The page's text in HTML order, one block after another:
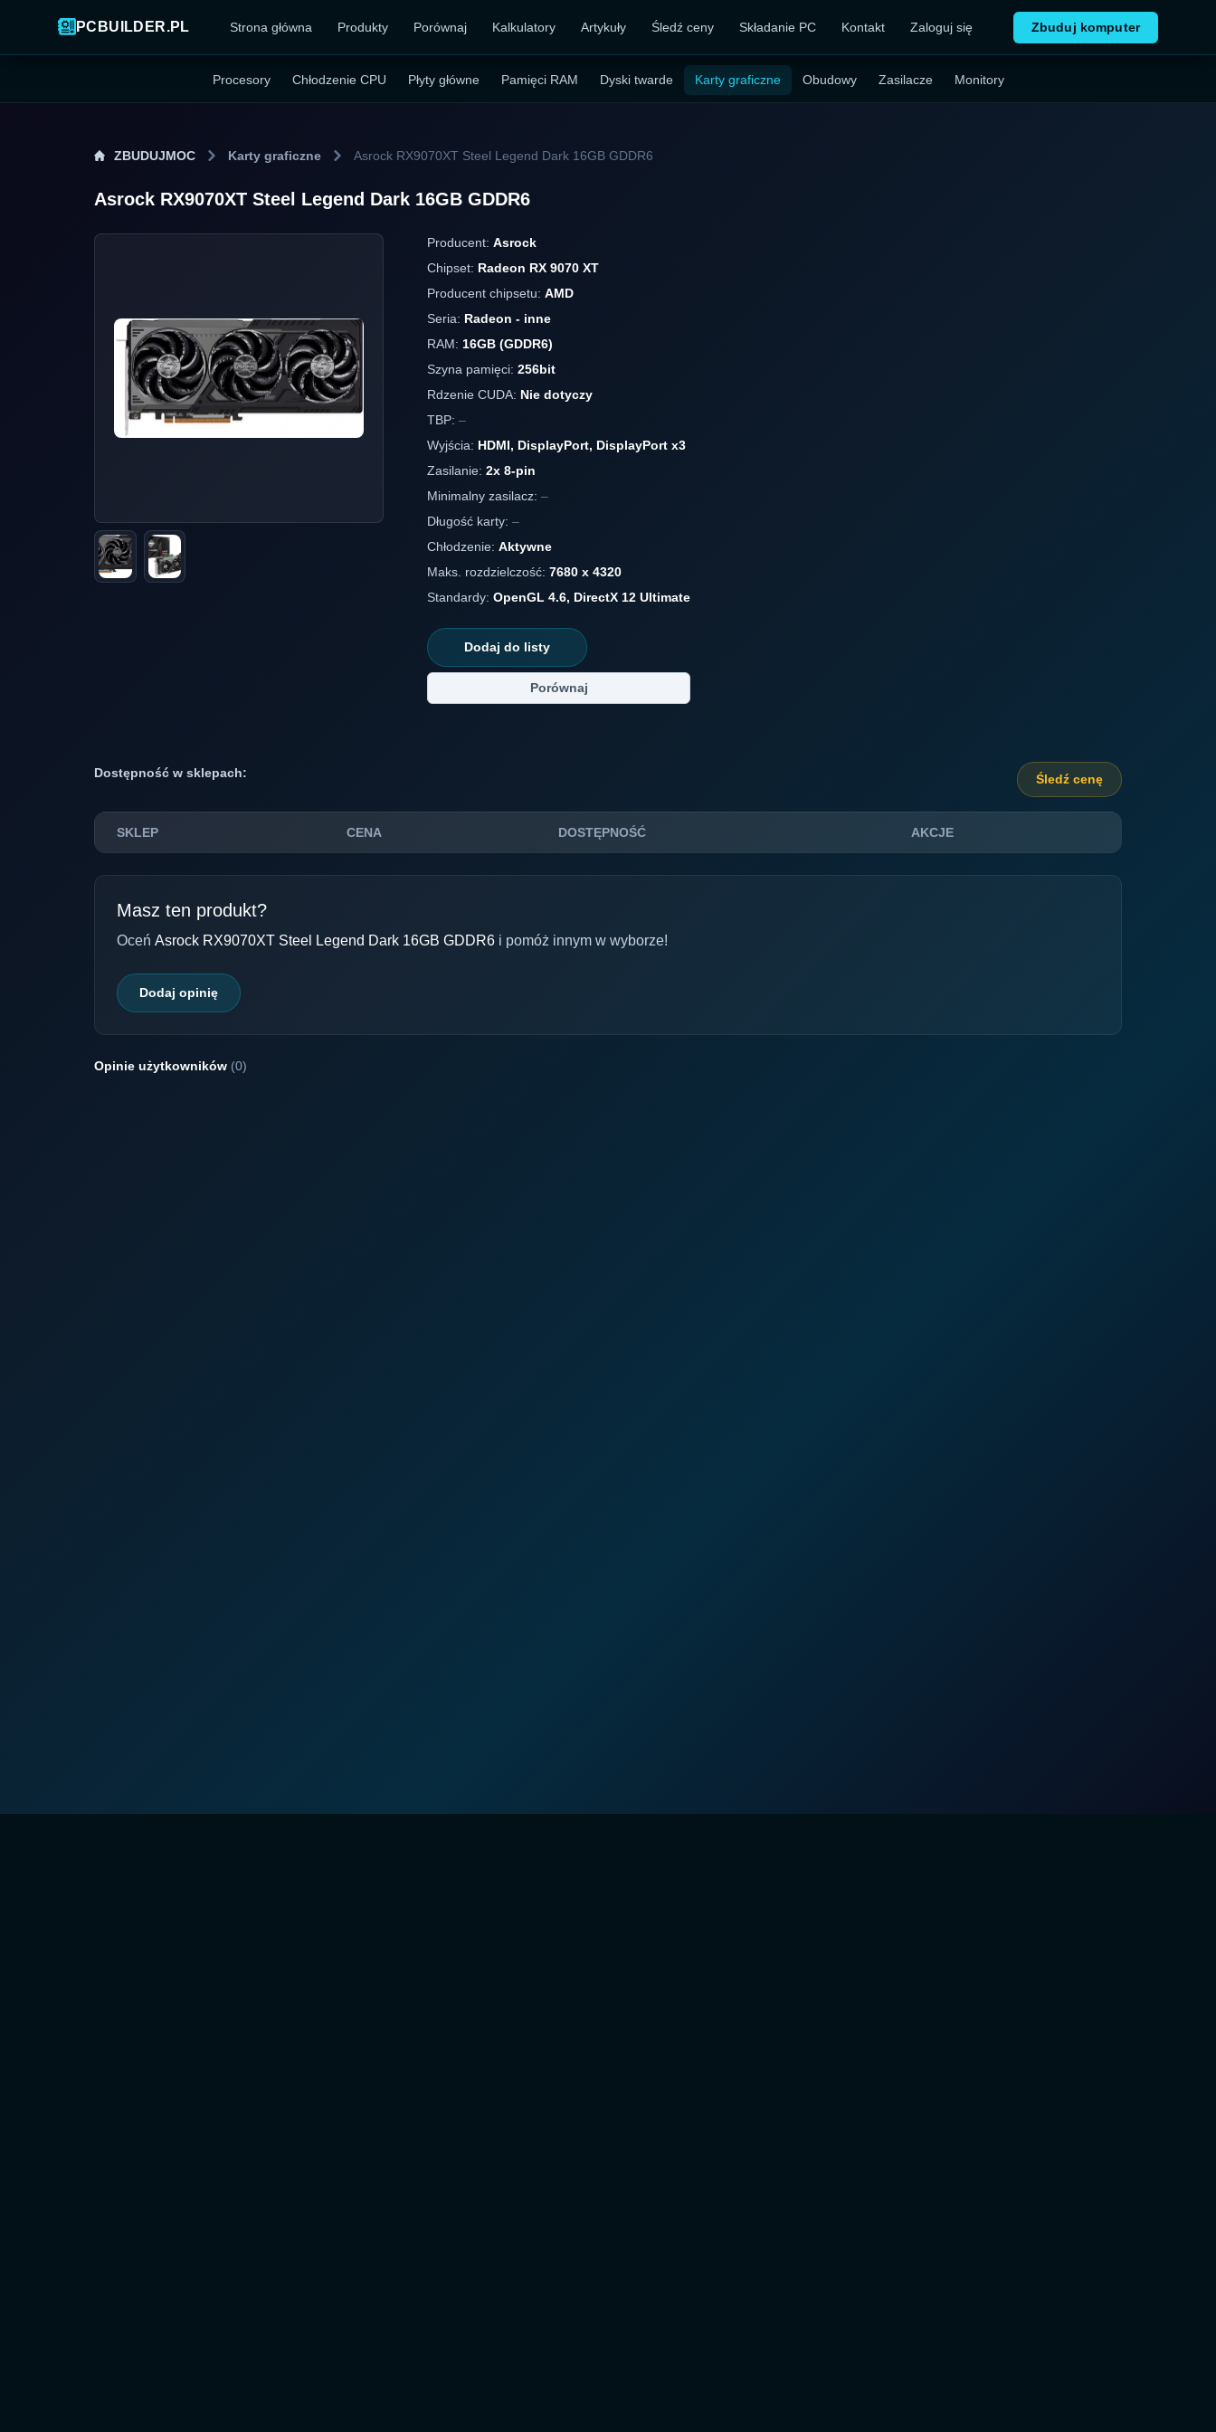
PCBUILDER.PL Strona główna Produkty Porównaj Kalkulatory Artykuły Śledź ceny Składanie PC Kontakt Zaloguj się Zbuduj komputer
Procesory Chłodzenie CPU Płyty główne Pamięci RAM Dyski twarde Karty graficzne Obudowy Zasilacze Monitory
ZBUDUJMOC Karty graficzne Asrock RX9070XT Steel Legend Dark 16GB GDDR6
Asrock RX9070XT Steel Legend Dark 16GB GDDR6
Producent: Asrock
Chipset: Radeon RX 9070 XT
Producent chipsetu: AMD
Seria: Radeon - inne
RAM: 16GB (GDDR6)
Szyna pamięci: 256bit
Rdzenie CUDA: Nie dotyczy
TBP: –
Wyjścia: HDMI, DisplayPort, DisplayPort x3
Zasilanie: 2x 8-pin
Minimalny zasilacz: –
Długość karty: –
Chłodzenie: Aktywne
Maks. rozdzielczość: 7680 x 4320
Standardy: OpenGL 4.6, DirectX 12 Ultimate
Dodaj do listy
Porównaj
Dostępność w sklepach: Śledź cenę
SKLEP CENA DOSTĘPNOŚĆ AKCJE
Masz ten produkt?
Oceń Asrock RX9070XT Steel Legend Dark 16GB GDDR6 i pomóż innym w wyborze!
Dodaj opinię
Opinie użytkowników (0)